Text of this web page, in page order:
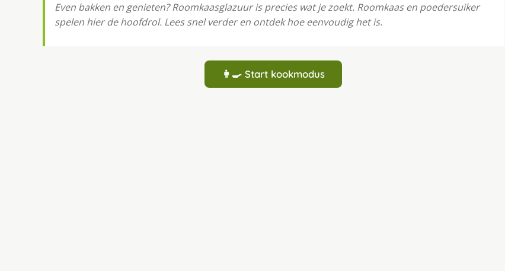
Even bakken en genieten? Roomkaasglazuur is precies wat je zoekt. Roomkaas en poedersuiker
spelen hier de hoofdrol. Lees snel verder en ontdek hoe eenvoudig het is.
👩‍🍳 Start kookmodus